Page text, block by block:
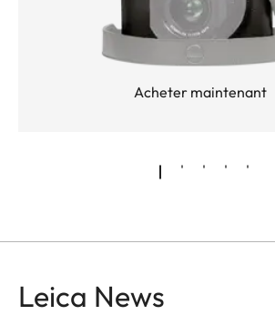
Acheter maintenant
Leica News